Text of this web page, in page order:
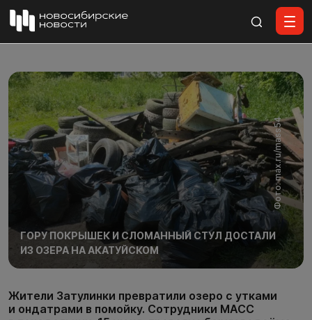
Фото: max.ru/mass54
ГОРУ ПОКРЫШЕК И СЛОМАННЫЙ СТУЛ ДОСТАЛИ
ИЗ ОЗЕРА НА АКАТУЙСКОМ
Жители Затулинки превратили озеро с утками
и ондатрами в помойку. Сотрудники МАСС